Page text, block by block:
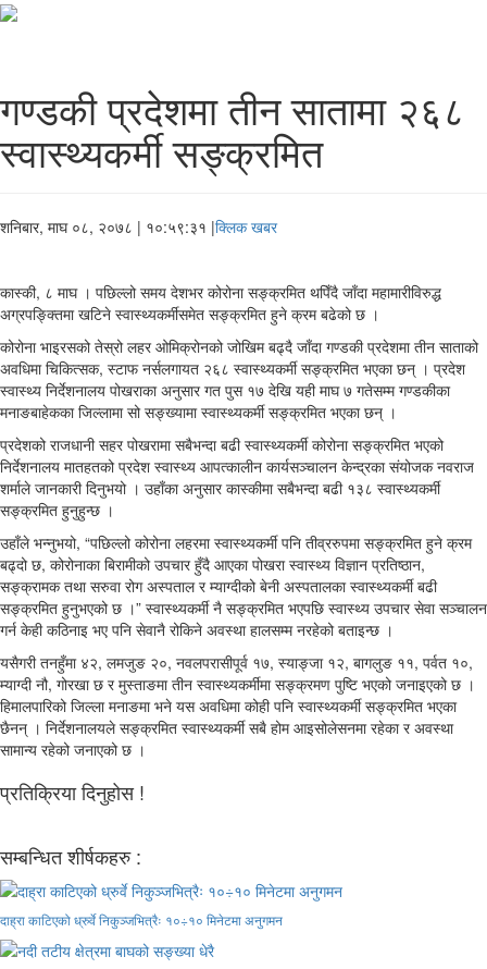
गण्डकी प्रदेशमा तीन सातामा २६८
स्वास्थ्यकर्मी सङ्क्रमित
शनिबार, माघ ०८, २०७८ | १०:५९:३१ |क्लिक खबर
कास्की, ८ माघ । पछिल्लो समय देशभर कोरोना सङ्क्रमित थपिँदै जाँदा महामारीविरुद्ध
अग्रपङ्क्तिमा खटिने स्वास्थ्यकर्मीसमेत सङ्क्रमित हुने क्रम बढेको छ ।
कोरोना भाइरसको तेस्रो लहर ओमिक्रोनको जोखिम बढ्दै जाँदा गण्डकी प्रदेशमा तीन साताको
अवधिमा चिकित्सक, स्टाफ नर्सलगायत २६८ स्वास्थ्यकर्मी सङ्क्रमित भएका छन् । प्रदेश
स्वास्थ्य निर्देशनालय पोखराका अनुसार गत पुस १७ देखि यही माघ ७ गतेसम्म गण्डकीका
मनाङबाहेकका जिल्लामा सो सङ्ख्यामा स्वास्थ्यकर्मी सङ्क्रमित भएका छन् ।
प्रदेशको राजधानी सहर पोखरामा सबैभन्दा बढी स्वास्थ्यकर्मी कोरोना सङ्क्रमित भएको
निर्देशनालय मातहतको प्रदेश स्वास्थ्य आपत्कालीन कार्यसञ्चालन केन्द्रका संयोजक नवराज
शर्माले जानकारी दिनुभयो । उहाँका अनुसार कास्कीमा सबैभन्दा बढी १३८ स्वास्थ्यकर्मी
सङ्क्रमित हुनुहुन्छ ।
उहाँले भन्नुभयो, “पछिल्लो कोरोना लहरमा स्वास्थ्यकर्मी पनि तीव्ररुपमा सङ्क्रमित हुने क्रम
बढ्दो छ, कोरोनाका बिरामीको उपचार हुँदै आएका पोखरा स्वास्थ्य विज्ञान प्रतिष्ठान,
सङ्क्रामक तथा सरुवा रोग अस्पताल र म्याग्दीको बेनी अस्पतालका स्वास्थ्यकर्मी बढी
सङ्क्रमित हुनुभएको छ ।” स्वास्थ्यकर्मी नै सङ्क्रमित भएपछि स्वास्थ्य उपचार सेवा सञ्चालन
गर्न केही कठिनाइ भए पनि सेवानै रोकिने अवस्था हालसम्म नरहेको बताइन्छ ।
यसैगरी तनहुँमा ४२, लमजुङ २०, नवलपरासीपूर्व १७, स्याङ्जा १२, बागलुङ ११, पर्वत १०,
म्याग्दी नौ, गोरखा छ र मुस्ताङमा तीन स्वास्थ्यकर्मीमा सङ्क्रमण पुष्टि भएको जनाइएको छ ।
हिमालपारिको जिल्ला मनाङमा भने यस अवधिमा कोही पनि स्वास्थ्यकर्मी सङ्क्रमित भएका
छैनन् । निर्देशनालयले सङ्क्रमित स्वास्थ्यकर्मी सबै होम आइसोलेसनमा रहेका र अवस्था
सामान्य रहेको जनाएको छ ।
प्रतिक्रिया दिनुहोस !
सम्बन्धित शीर्षकहरु :
दाह्रा काटिएको ध्रुर्वे निकुञ्जभित्रैः १०÷१० मिनेटमा अनुगमन